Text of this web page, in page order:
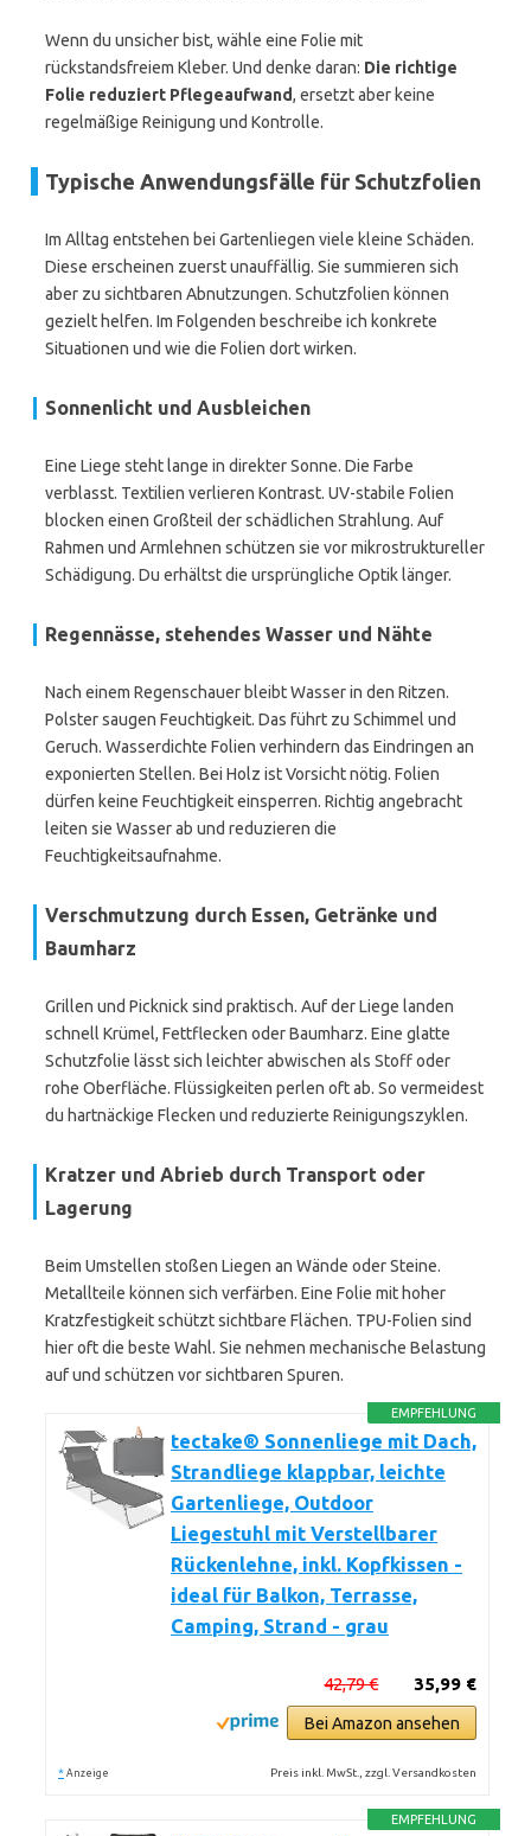
Wenn du unsicher bist, wähle eine Folie mit
rückstandsfreiem Kleber. Und denke daran: Die richtige
Folie reduziert Pflegeaufwand, ersetzt aber keine
regelmäßige Reinigung und Kontrolle.
Typische Anwendungsfälle für Schutzfolien
Im Alltag entstehen bei Gartenliegen viele kleine Schäden.
Diese erscheinen zuerst unauffällig. Sie summieren sich
aber zu sichtbaren Abnutzungen. Schutzfolien können
gezielt helfen. Im Folgenden beschreibe ich konkrete
Situationen und wie die Folien dort wirken.
Sonnenlicht und Ausbleichen
Eine Liege steht lange in direkter Sonne. Die Farbe
verblasst. Textilien verlieren Kontrast. UV-stabile Folien
blocken einen Großteil der schädlichen Strahlung. Auf
Rahmen und Armlehnen schützen sie vor mikrostruktureller
Schädigung. Du erhältst die ursprüngliche Optik länger.
Regennässe, stehendes Wasser und Nähte
Nach einem Regenschauer bleibt Wasser in den Ritzen.
Polster saugen Feuchtigkeit. Das führt zu Schimmel und
Geruch. Wasserdichte Folien verhindern das Eindringen an
exponierten Stellen. Bei Holz ist Vorsicht nötig. Folien
dürfen keine Feuchtigkeit einsperren. Richtig angebracht
leiten sie Wasser ab und reduzieren die
Feuchtigkeitsaufnahme.
Verschmutzung durch Essen, Getränke und
Baumharz
Grillen und Picknick sind praktisch. Auf der Liege landen
schnell Krümel, Fettflecken oder Baumharz. Eine glatte
Schutzfolie lässt sich leichter abwischen als Stoff oder
rohe Oberfläche. Flüssigkeiten perlen oft ab. So vermeidest
du hartnäckige Flecken und reduzierte Reinigungszyklen.
Kratzer und Abrieb durch Transport oder
Lagerung
Beim Umstellen stoßen Liegen an Wände oder Steine.
Metallteile können sich verfärben. Eine Folie mit hoher
Kratzfestigkeit schützt sichtbare Flächen. TPU-Folien sind
hier oft die beste Wahl. Sie nehmen mechanische Belastung
auf und schützen vor sichtbaren Spuren.
EMPFEHLUNG
tectake® Sonnenliege mit Dach,
Strandliege klappbar, leichte
Gartenliege, Outdoor
Liegestuhl mit Verstellbarer
Rückenlehne, inkl. Kopfkissen -
ideal für Balkon, Terrasse,
Camping, Strand - grau
35,99 €
42,79 €
Bei Amazon ansehen
* Anzeige Preis inkl. MwSt., zzgl. Versandkosten
EMPFEHLUNG